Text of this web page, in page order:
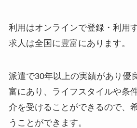
利用はオンラインで登録・利用
求人は全国に豊富にあります。
派遣で30年以上の実績があり優
富にあり、ライフスタイルや条
介を受けることができるので、
うことができます。